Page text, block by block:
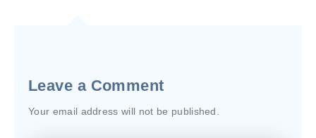
Leave a Comment
Your email address will not be published.